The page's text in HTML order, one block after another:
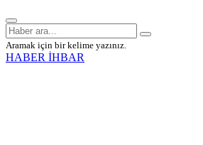
Aramak için bir kelime yazınız.
HABER İHBAR